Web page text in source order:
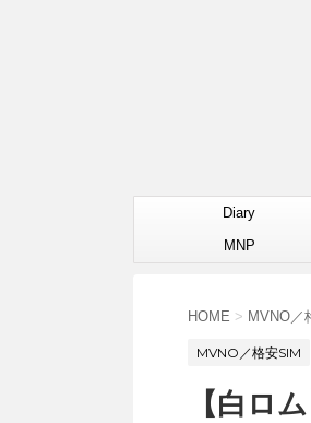
Diary
MNP
HOME > MVNO／
MVNO／格安SIM
【白ロ